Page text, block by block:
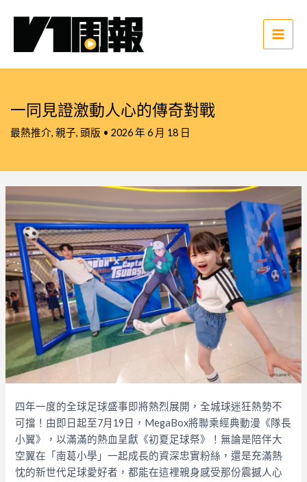
Main
一同見證激動人心的傳奇對戰
最熱推介, 親子, 頭版 • 2026 年 6 月 18 日
四年一度的全球足球盛事即將熱烈展開，全城球迷狂熱勢不
可擋！由即日起至7月19日，MegaBox將聯乘經典動漫《隊長
小翼》，以滿滿的熱血呈獻《初夏足球祭》！無論是陪伴大
空翼在「南葛小學」一起成長的資深忠實粉絲，還是充滿熱
忱的新世代足球愛好者，都能在這裡親身感受那份震撼人心